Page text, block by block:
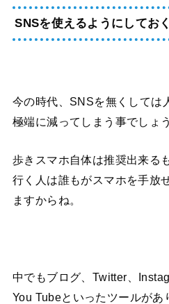
SNSを使えるようにしてお
今の時代、SNSを無くしては
極端に減ってしまう事でしょう
歩きスマホ自体は推奨出来る
行く人は誰もがスマホを手放
ますからね。
中でもブログ、Twitter、
You Tubeといったツールが